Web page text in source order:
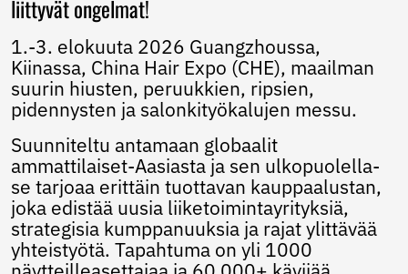
Norwegian
Persian
Punjabi
Serbian
Sesotho
Slovak
Slovenian
Somali
Samoan
Scots Gaelic
Shona
liittyvät ongelmat!
1.-3. elokuuta 2026 Guangzhoussa,
Kiinassa, China Hair Expo (CHE), maailman
suurin hiusten, peruukkien, ripsien,
pidennysten ja salonkityökalujen messu.
Suunniteltu antamaan globaalit
ammattilaiset-Aasiasta ja sen ulkopuolella-
se tarjoaa erittäin tuottavan kauppaalustan,
joka edistää uusia liiketoimintayrityksiä,
strategisia kumppanuuksia ja rajat ylittävää
yhteistyötä. Tapahtuma on yli 1000